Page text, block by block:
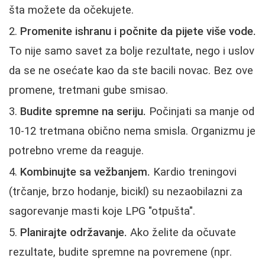
šta možete da očekujete.
Promenite ishranu i počnite da pijete više vode.
To nije samo savet za bolje rezultate, nego i uslov
da se ne osećate kao da ste bacili novac. Bez ove
promene, tretmani gube smisao.
Budite spremne na seriju. Počinjati sa manje od
10-12 tretmana obično nema smisla. Organizmu je
potrebno vreme da reaguje.
Kombinujte sa vežbanjem. Kardio treningovi
(trčanje, brzo hodanje, bicikl) su nezaobilazni za
sagorevanje masti koje LPG "otpušta".
Planirajte održavanje. Ako želite da očuvate
rezultate, budite spremne na povremene (npr.